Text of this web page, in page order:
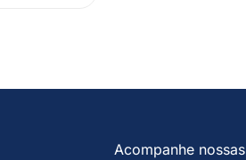
Acompanhe nossas